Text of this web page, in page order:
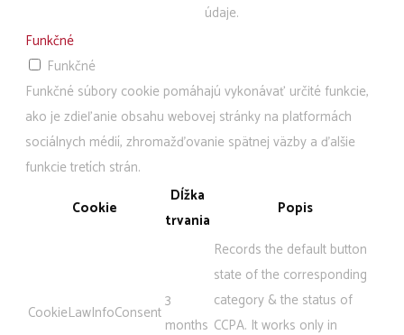
údaje.
Funkčné
Funkčné
Funkčné súbory cookie pomáhajú vykonávať určité funkcie,
ako je zdieľanie obsahu webovej stránky na platformách
sociálnych médií, zhromažďovanie spätnej väzby a ďalšie
funkcie tretích strán.
Cookie
Dĺžka
trvania
Popis
CookieLawInfoConsent
3
months
Records the default button
state of the corresponding
category & the status of
CCPA. It works only in